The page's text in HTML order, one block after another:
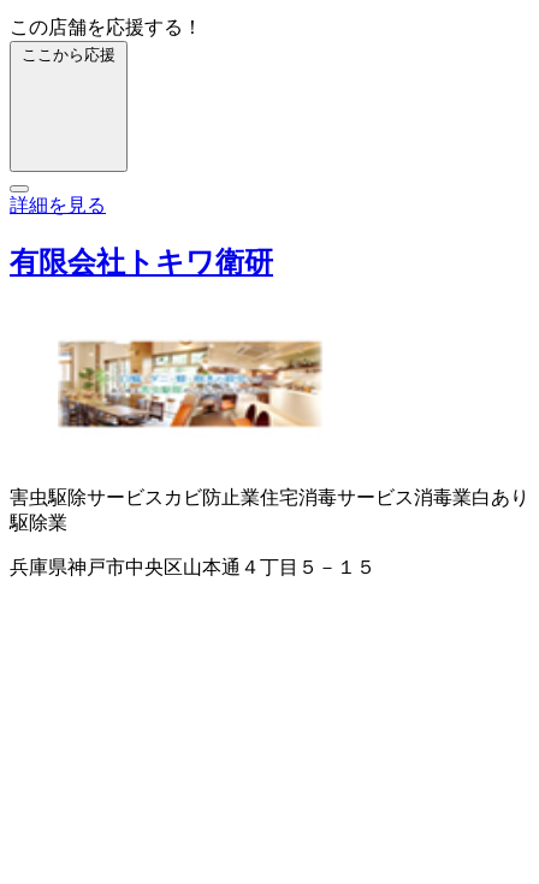
この店舗を応援する！
ここから応援
詳細を見る
有限会社トキワ衛研
害虫駆除サービス カビ防止業住宅消毒サービス消毒業白あり
駆除業
兵庫県神戸市中央区山本通４丁目５－１５